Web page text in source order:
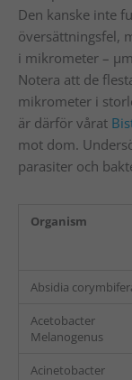
Den kanske inte
översättningsfel,
i mikrometer –
Notera att de
mikrometer i
är därför vårat
mot dom.
parasiter och
Organism
Absidia
Acetobacter
Melanogenus
Acinetobacter